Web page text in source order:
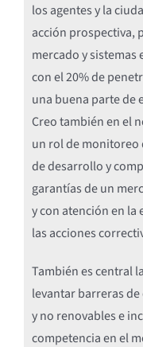
los agentes y la
acción prospectiva,
mercado y
con el 20% de
una buena parte de
Creo también en el
un rol de monitoreo
de desarrollo y
garantías de un
y con atención en
las acciones
También es central
levantar barreras
y no renovables e
competencia en el